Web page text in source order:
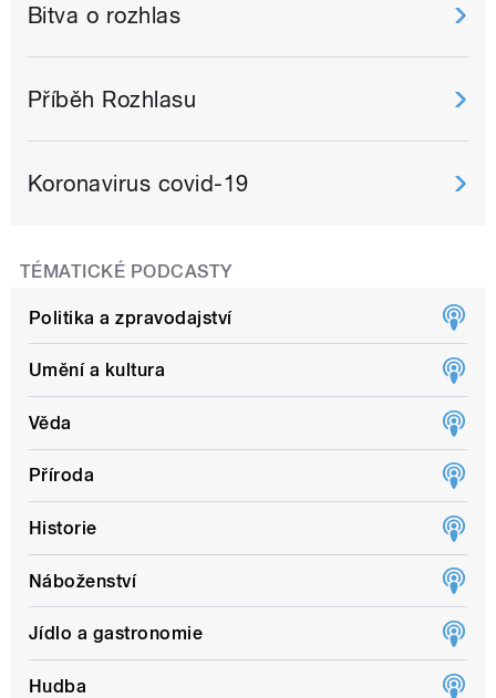
Bitva o rozhlas
Příběh Rozhlasu
Koronavirus covid-19
TÉMATICKÉ PODCASTY
Politika a zpravodajství
Umění a kultura
Věda
Příroda
Historie
Náboženství
Jídlo a gastronomie
Hudba